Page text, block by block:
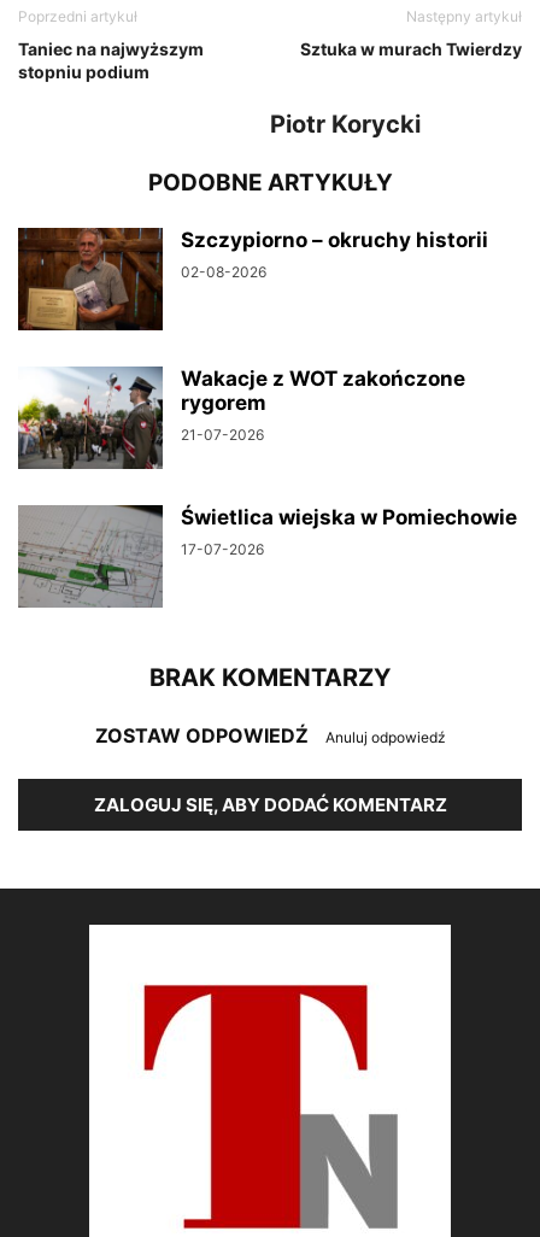
Poprzedni artykuł
Taniec na najwyższym
stopniu podium
Następny artykuł
Sztuka w murach Twierdzy
Piotr Korycki
PODOBNE ARTYKUŁY
Szczypiorno – okruchy historii
02-08-2026
Wakacje z WOT zakończone
rygorem
21-07-2026
Świetlica wiejska w Pomiechowie
17-07-2026
BRAK KOMENTARZY
ZOSTAW ODPOWIEDŹ Anuluj odpowiedź
ZALOGUJ SIĘ, ABY DODAĆ KOMENTARZ